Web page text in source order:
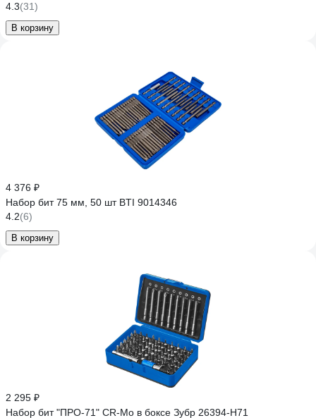
4.3(31)
В корзину
4 376 ₽
Набор бит 75 мм, 50 шт BTI 9014346
4.2(6)
В корзину
2 295 ₽
Набор бит "ПРО-71" CR-Mo в боксе Зубр 26394-H71